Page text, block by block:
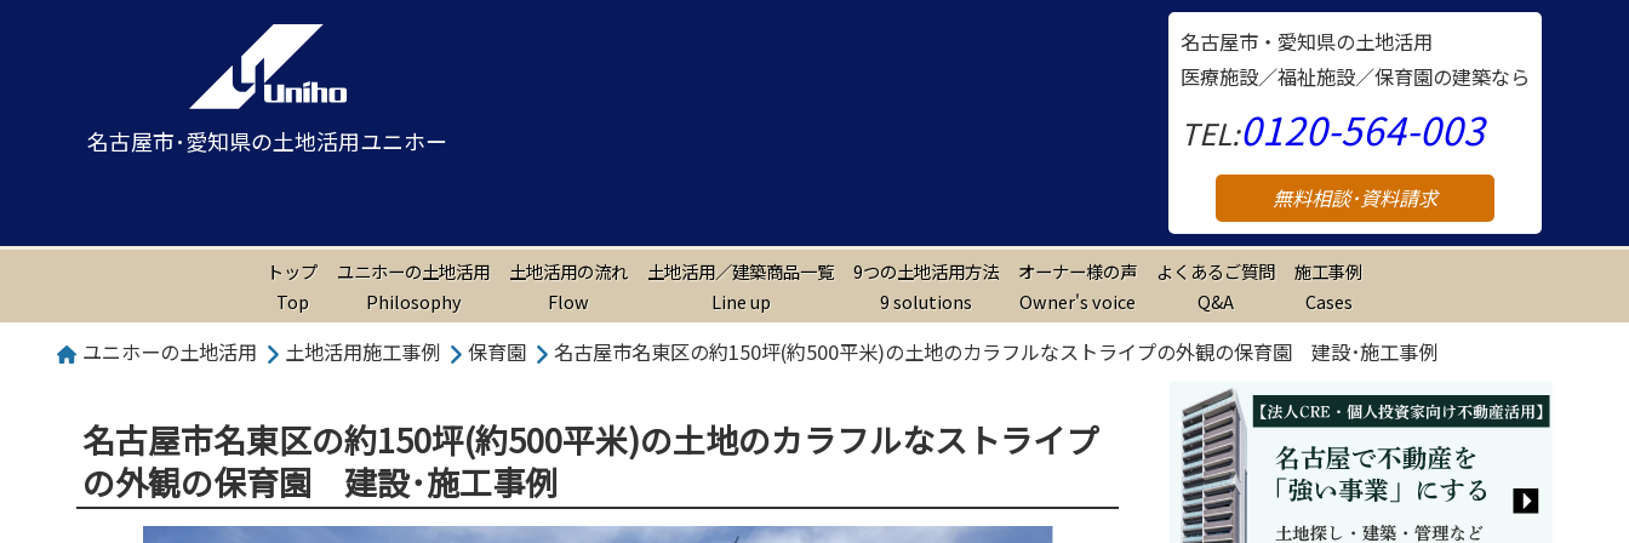
名古屋市･愛知県の土地活用ユニホー
名古屋市・愛知県の土地活用
医療施設／福祉施設／保育園の建築なら
TEL:0120-564-003
無料相談･資料請求
トップ
Top
ユニホーの土地活用
Philosophy
土地活用の流れ
Flow
土地活用／建築商品一覧
Line up
9つの土地活用方法
9 solutions
オーナー様の声
Owner's voice
よくあるご質問
Q&A
施工事例
Cases
ユニホーの土地活用 土地活用施工事例 保育園 名古屋市名東区の約150坪(約500平米)の土地のカラフルなストライプの外観の保育園 建設･施工事例
名古屋市名東区の約150坪(約500平米)の土地のカラフルなストライプ
の外観の保育園 建設･施工事例